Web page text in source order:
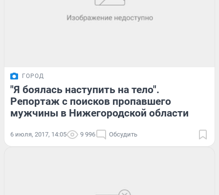
ГОРОД
"Я боялась наступить на тело".
Репортаж с поисков пропавшего
мужчины в Нижегородской области
6 июля, 2017, 14:05 9 996 Обсудить